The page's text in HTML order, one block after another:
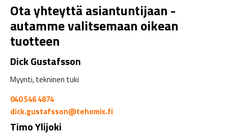
Ota yhteyttä asiantuntijaan -
autamme valitsemaan oikean
tuotteen
Dick Gustafsson
Myynti, tekninen tuki
040 546 4874
dick.gustafsson@tehomix.fi
Timo Ylijoki